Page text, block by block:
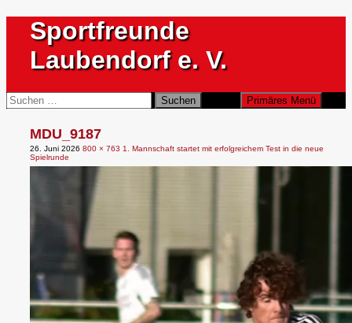
Inhalt
springen
Sportfreunde
Laubendorf e. V.
Suchen Primäres Menü
Suchen
nach:
MDU_9187
26. Juni 2026 800 × 763 1. Mannschaft startet mit erfolgreichem Test in die neue
Spielrunde